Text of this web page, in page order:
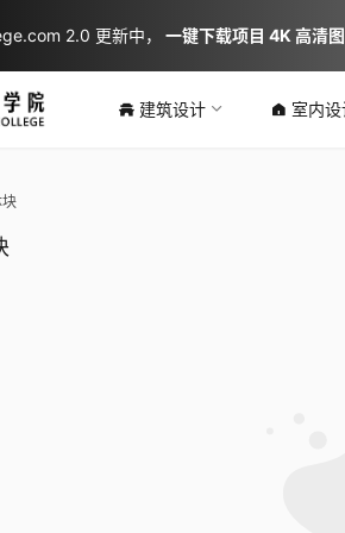
建筑设计 室内设
2.0 更新中， 一键下载项目 4K 高清